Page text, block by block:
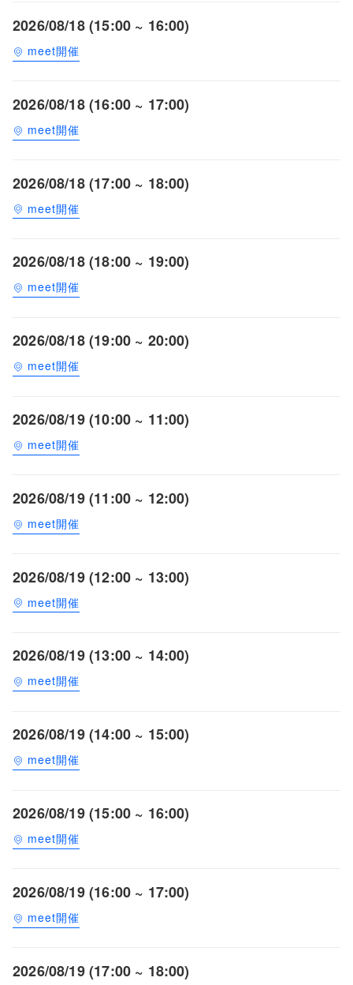
2026/08/18 (15:00 ~ 16:00)
meet開催
2026/08/18 (16:00 ~ 17:00)
meet開催
2026/08/18 (17:00 ~ 18:00)
meet開催
2026/08/18 (18:00 ~ 19:00)
meet開催
2026/08/18 (19:00 ~ 20:00)
meet開催
2026/08/19 (10:00 ~ 11:00)
meet開催
2026/08/19 (11:00 ~ 12:00)
meet開催
2026/08/19 (12:00 ~ 13:00)
meet開催
2026/08/19 (13:00 ~ 14:00)
meet開催
2026/08/19 (14:00 ~ 15:00)
meet開催
2026/08/19 (15:00 ~ 16:00)
meet開催
2026/08/19 (16:00 ~ 17:00)
meet開催
2026/08/19 (17:00 ~ 18:00)